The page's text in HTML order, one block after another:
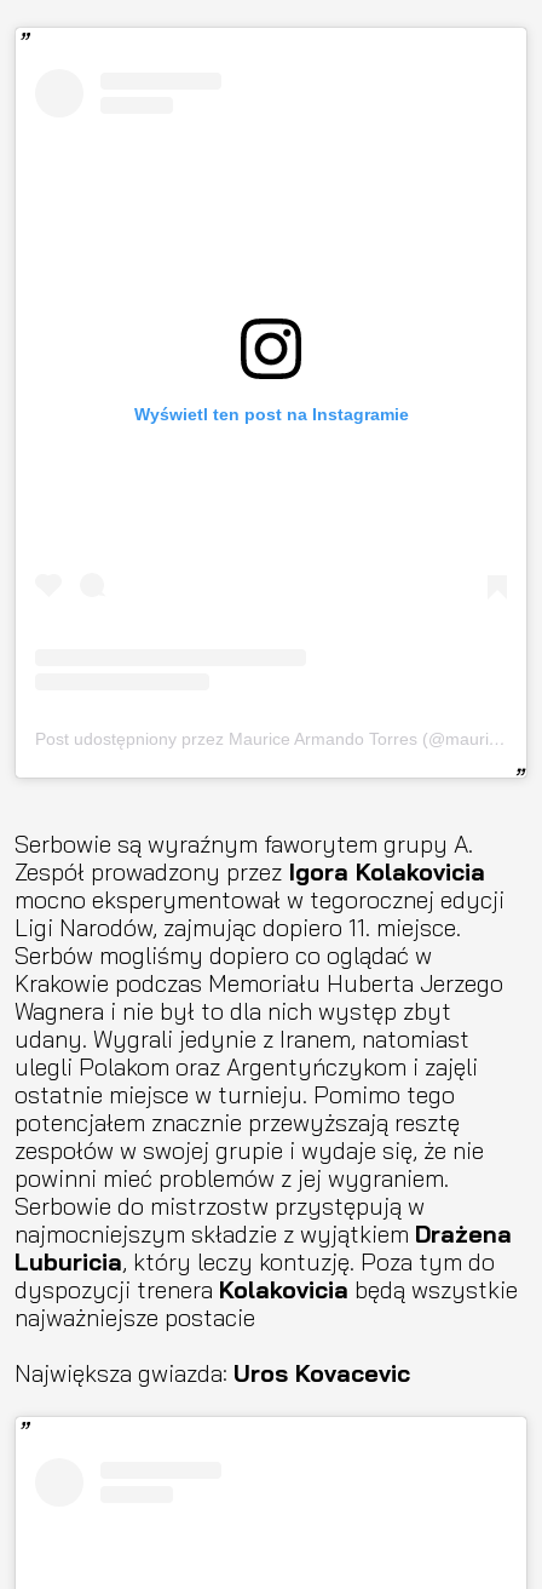
Wyświetl ten post na Instagramie
Post udostępniony przez Maurice Armando Torres (@mauricetorres11)
Serbowie są wyraźnym faworytem grupy A.
Zespół prowadzony przez Igora Kolakovicia
mocno eksperymentował w tegorocznej edycji
Ligi Narodów, zajmując dopiero 11. miejsce.
Serbów mogliśmy dopiero co oglądać w
Krakowie podczas Memoriału Huberta Jerzego
Wagnera i nie był to dla nich występ zbyt
udany. Wygrali jedynie z Iranem, natomiast
ulegli Polakom oraz Argentyńczykom i zajęli
ostatnie miejsce w turnieju. Pomimo tego
potencjałem znacznie przewyższają resztę
zespołów w swojej grupie i wydaje się, że nie
powinni mieć problemów z jej wygraniem.
Serbowie do mistrzostw przystępują w
najmocniejszym składzie z wyjątkiem Drażena
Luburicia, który leczy kontuzję. Poza tym do
dyspozycji trenera Kolakovicia będą wszystkie
najważniejsze postacie
Największa gwiazda: Uros Kovacevic